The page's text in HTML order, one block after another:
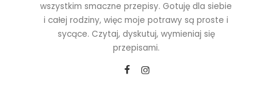
wszystkim smaczne przepisy. Gotuję dla siebie
i całej rodziny, więc moje potrawy są proste i
sycące. Czytaj, dyskutuj, wymieniaj się
przepisami.